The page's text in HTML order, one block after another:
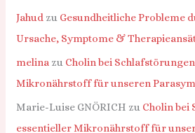
Jahud zu Gesundheitliche Probleme
Ursache, Symptome &
melina zu Cholin bei
Mikronährstoff für unseren
Marie-Luise GNÖRICH zu Cholin bei
essentieller Mikronährstoff für